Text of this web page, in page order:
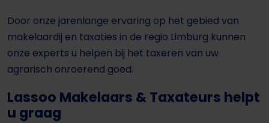
Door onze jarenlange ervaring op het gebied van
makelaardij en taxaties in de regio Limburg kunnen
onze experts u helpen bij het taxeren van uw
agrarisch onroerend goed.
Lassoo Makelaars & Taxateurs helpt
u graag